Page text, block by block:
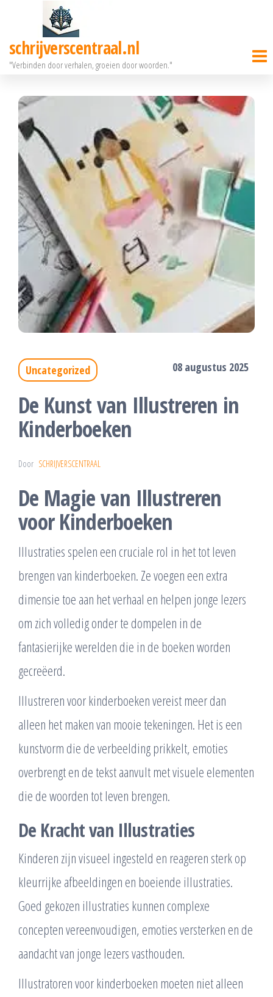
deschrijverscentraal.nl
"Verbinden door verhalen, groeien door woorden."
Uncategorized 08 augustus 2025
De Kunst van Illustreren in
Kinderboeken
Door SCHRIJVERSCENTRAAL
De Magie van Illustreren
voor Kinderboeken
Illustraties spelen een cruciale rol in het tot leven
brengen van kinderboeken. Ze voegen een extra
dimensie toe aan het verhaal en helpen jonge lezers
om zich volledig onder te dompelen in de
fantasierijke werelden die in de boeken worden
gecreëerd.
Illustreren voor kinderboeken vereist meer dan
alleen het maken van mooie tekeningen. Het is een
kunstvorm die de verbeelding prikkelt, emoties
overbrengt en de tekst aanvult met visuele elementen
die de woorden tot leven brengen.
De Kracht van Illustraties
Kinderen zijn visueel ingesteld en reageren sterk op
kleurrijke afbeeldingen en boeiende illustraties.
Goed gekozen illustraties kunnen complexe
concepten vereenvoudigen, emoties versterken en de
aandacht van jonge lezers vasthouden.
Illustratoren voor kinderboeken moeten niet alleen